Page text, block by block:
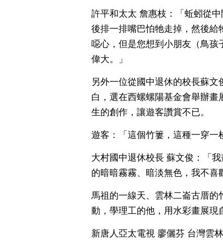
許平和太太 詹惠枝：「蚯蚓從
後排一排嘴巴怕牠走掉，然後
噁心，但是您想到小朋友（鳥孩
偉大。」
另外一位從國中退休的校長蘇
白，選在西螺螺陽基金會舉辦
生的創作，讓遊客讚賞不已。
遊客：「這個竹簍，這種一穿一
大村國中退休校長 蘇文俊：「
的暗暗霧霧、暗淡無色，我不喜
馬祖的一線天、雲林二崙古厝
動，學理工的他，用水彩畫展現
新唐人亞太電視 廖儷芬 台灣雲